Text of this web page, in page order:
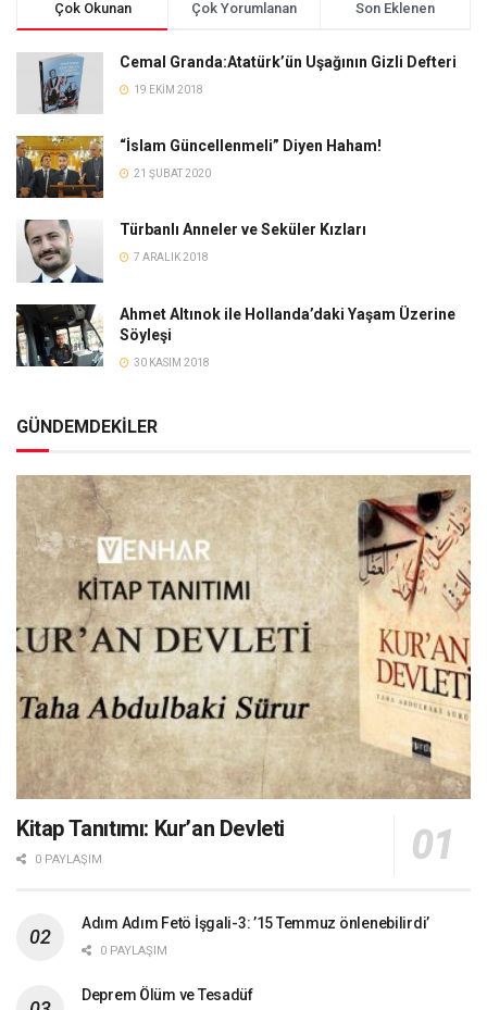
Çok Okunan Çok Yorumlanan Son Eklenen
Cemal Granda:Atatürk’ün Uşağının Gizli Defteri
19 EKIM 2018
“İslam Güncellenmeli” Diyen Haham!
21 ŞUBAT 2020
Türbanlı Anneler ve Seküler Kızları
7 ARALIK 2018
Ahmet Altınok ile Hollanda’daki Yaşam Üzerine
Söyleşi
30 KASIM 2018
GÜNDEMDEKİLER
Kitap Tanıtımı: Kur’an Devleti
0 PAYLAŞIM
Adım Adım Fetö İşgali-3: ’15 Temmuz önlenebilirdi’
0 PAYLAŞIM
Deprem Ölüm ve Tesadüf